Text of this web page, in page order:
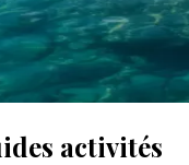
activités